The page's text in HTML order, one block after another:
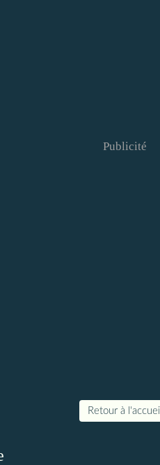
Publicité
Retour à l'accueil